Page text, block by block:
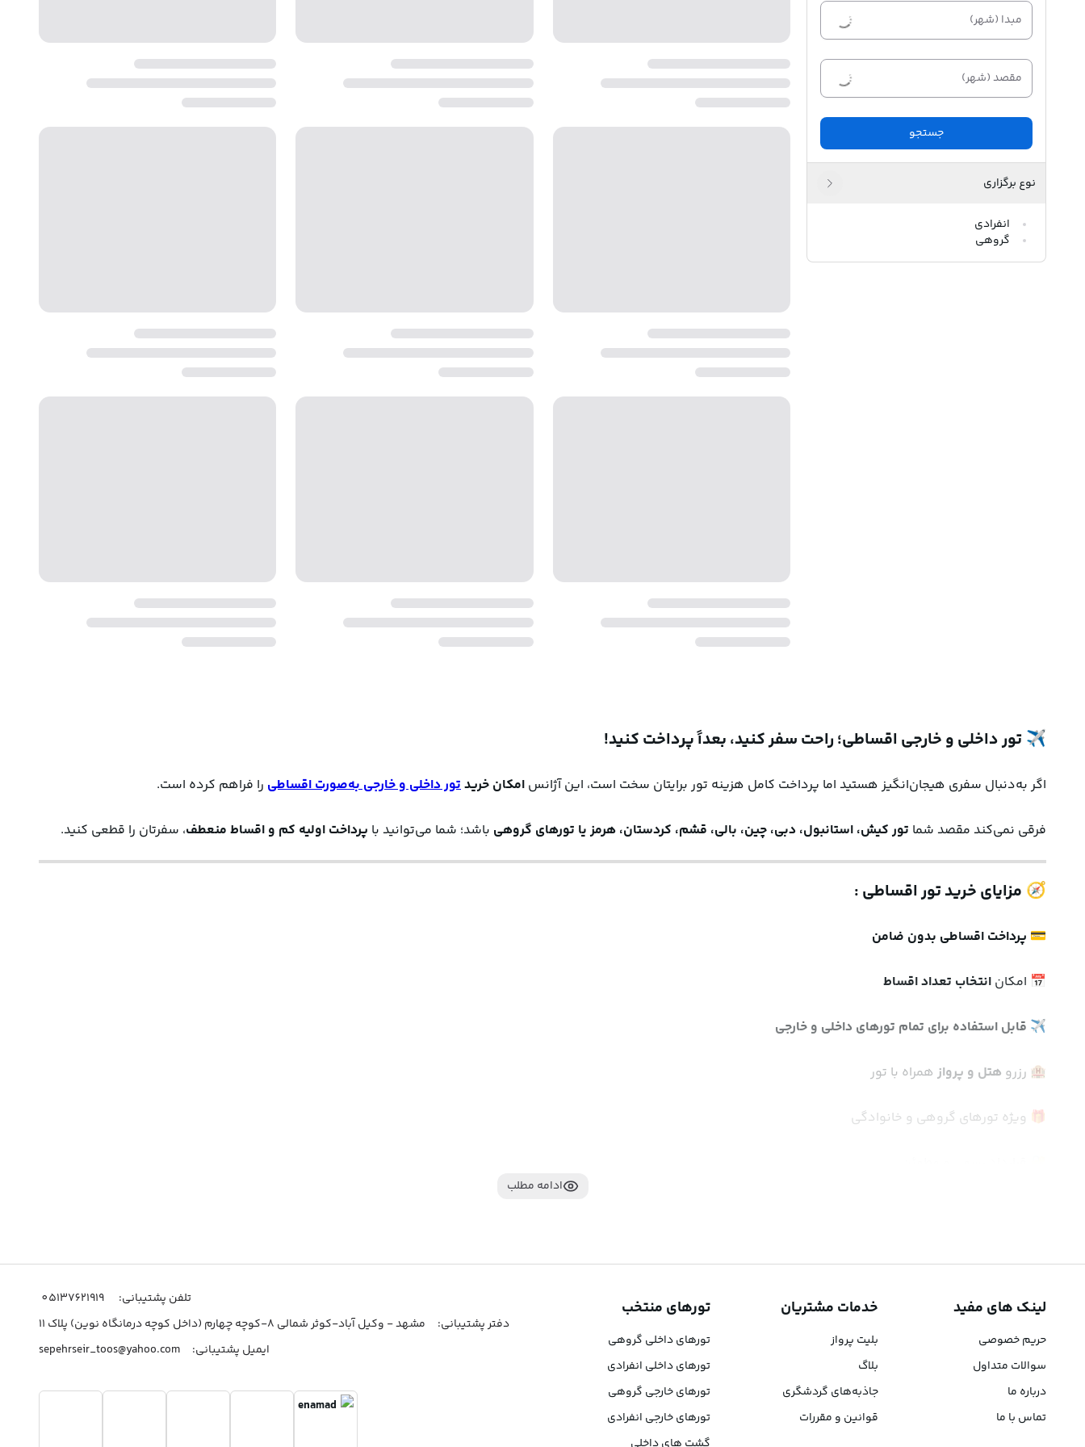
مبدا (شهر)
مقصد (شهر)
جستجو
نوع برگزاری
انفرادی
گروهی
✈️ تور داخلی و خارجی اقساطی؛ راحت سفر کنید، بعداً پرداخت کنید!
اگر به‌دنبال سفری هیجان‌انگیز هستید اما پرداخت کامل هزینه تور برایتان سخت است، این آژانس امکان خرید تور داخلی و خارجی به‌صورت اقساطی را فراهم کرده است.
فرقی نمی‌کند مقصد شما تور کیش، استانبول، دبی، چین، بالی، قشم، کردستان، هرمز یا تورهای گروهی باشد؛ شما می‌توانید با پرداخت اولیه کم و اقساط منعطف، سفرتان را قطعی کنید.
🧭 مزایای خرید تور اقساطی :
💳 پرداخت اقساطی بدون ضامن
📅 امکان انتخاب تعداد اقساط
✈️ قابل استفاده برای تمام تورهای داخلی و خارجی
🏨 رزرو هتل و پرواز همراه با تور
🎁 ویژه تورهای گروهی و خانوادگی
در سپهر سیر، تمام مقاصد خارجی با امکان پرداخت قسطی ارائه می‌شود:
🔹 تور استانبول اقساطی
🔹 تور دبی اقساطی
🔹 تور انتالیا اقساطی
ادامه مطلب
لینک های مفید
حریم خصوصی
سوالات متداول
درباره ما
تماس با ما
خدمات مشتریان
بلیت پرواز
بلاگ
جاذبه‌های گردشگری
قوانین و مقررات
تورهای منتخب
تورهای داخلی گروهی
تورهای داخلی انفرادی
تورهای خارجی گروهی
تورهای خارجی انفرادی
تلفن پشتیبانی:
05137621919
دفتر پشتیبانی:
مشهد - وکیل آباد-کوثر شمالی 8-کوچه چهارم (داخل کوچه درمانگاه نوین) پلاک 11
ایمیل پشتیبانی:
sepehrseir_toos@yahoo.com